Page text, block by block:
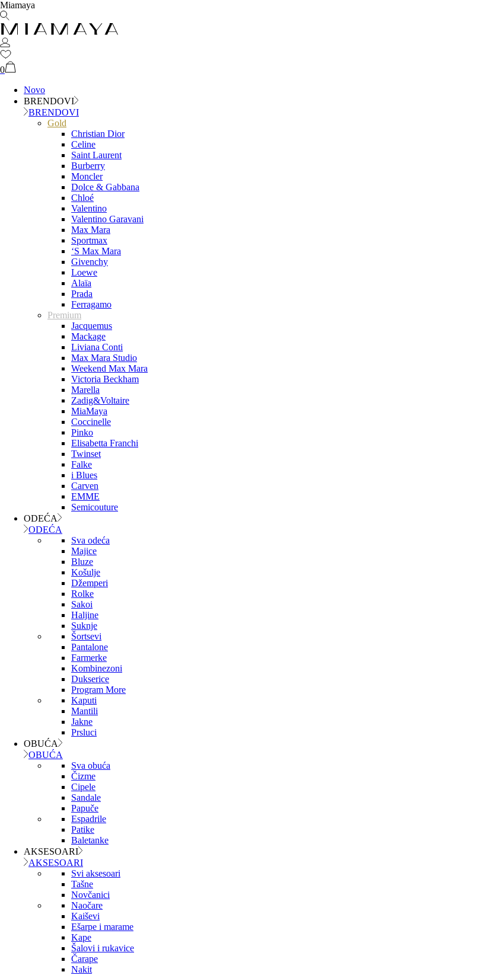
Miamaya
0
Novo
BRENDOVI
BRENDOVI
Gold
Christian Dior
Celine
Saint Laurent
Burberry
Moncler
Dolce & Gabbana
Chloé
Valentino
Valentino Garavani
Max Mara
Sportmax
‘S Max Mara
Givenchy
Loewe
Alaïa
Prada
Ferragamo
Premium
Jacquemus
Mackage
Liviana Conti
Max Mara Studio
Weekend Max Mara
Victoria Beckham
Marella
Zadig&Voltaire
MiaMaya
Coccinelle
Pinko
Elisabetta Franchi
Twinset
Falke
i Blues
Carven
EMME
Semicouture
ODEĆA
ODEĆA
Sva odeća
Majice
Bluze
Košulje
Džemperi
Rolke
Sakoi
Haljine
Suknje
Šortsevi
Pantalone
Farmerke
Kombinezoni
Dukserice
Program More
Kaputi
Mantili
Jakne
Prsluci
OBUĆA
OBUĆA
Sva obuća
Čizme
Cipele
Sandale
Papuče
Espadrile
Patike
Baletanke
AKSESOARI
AKSESOARI
Svi aksesoari
Tašne
Novčanici
Naočare
Kaiševi
Ešarpe i marame
Kape
Šalovi i rukavice
Čarape
Nakit